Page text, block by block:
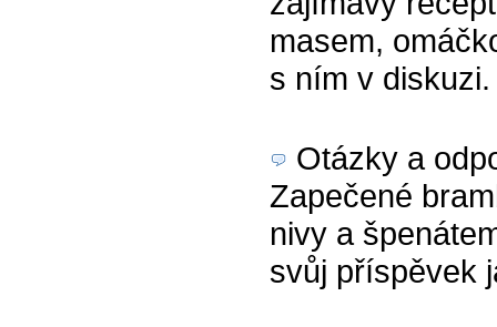
masem,
s ním v
Otázky a
Zapečené
nivy a
svůj příspěvek